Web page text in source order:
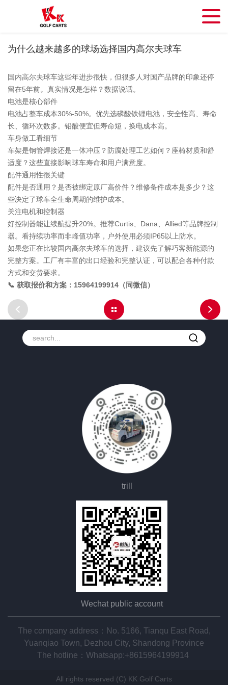
为什么越来越多的球场选择国内高尔夫球车
国内高尔夫球车这些年进步很快，但很多人对国产品牌的印象还停
留在5年前。真实情况是怎样？数据说话。
电池是核心部件
电池占整车成本30%-50%。优先选磷酸铁锂电池，安全性高、寿命
长、循环次数多。铅酸便宜但寿命短，换电成本高。
车身做工看细节
车架是钢管焊接还是一体冲压？防腐处理工艺如何？座椅材质和舒
适度？这些直接影响球车寿命和用户满意度。
配件通用性很关键
配件是否通用？是否被绑定原厂高价件？维修备件成本是多少？这
些决定了球车全生命周期的维护成本。
关注电机和控制器
好控制器能让续航提升20%。推荐Curtis、Dana、Allied等品牌控制
器。看持续功率而非峰值功率，户外使用必须IP65以上防水。
如果您正在比较国内高尔夫球车的选择，建议先了解巧客新能源的
完整方案。工厂有丰富的出口经验和完整认证，可以配合各种付款
方式和交货要求。
📞 获取报价和方案：15964199914（同微信）
trill
Wechat public account
The company address：No. 5166, Tianqu East Road,
Yuanqiao Town, Dezhou City, Shandong Province
The hotline： Whatsapp:+8615964199914
All rights reserved (C) KK Golf Carts